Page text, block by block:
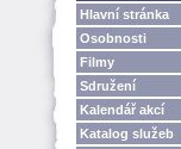
Hlavní stránka
Osobnosti
Filmy
Sdružení
Kalendář akcí
Katalog služeb